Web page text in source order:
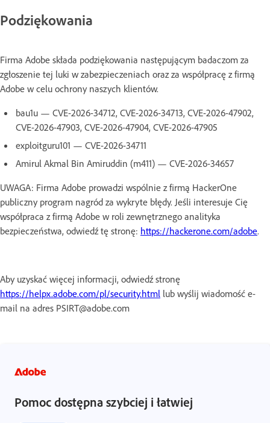
Podziękowania
Firma Adobe składa podziękowania następującym badaczom za
zgłoszenie tej luki w zabezpieczeniach oraz za współpracę z firmą
Adobe w celu ochrony naszych klientów.
bau1u — CVE-2026-34712, CVE-2026-34713, CVE-2026-47902,
CVE-2026-47903, CVE-2026-47904, CVE-2026-47905
exploitguru101 — CVE-2026-34711
Amirul Akmal Bin Amiruddin (m411) — CVE-2026-34657
UWAGA: Firma Adobe prowadzi wspólnie z firmą HackerOne
publiczny program nagród za wykryte błędy. Jeśli interesuje Cię
współpraca z firmą Adobe w roli zewnętrznego analityka
bezpieczeństwa, odwiedź tę stronę: https://hackerone.com/adobe.
Aby uzyskać więcej informacji, odwiedź stronę
https://helpx.adobe.com/pl/security.html lub wyślij wiadomość e-
mail na adres PSIRT@adobe.com
Pomoc dostępna szybciej i łatwiej